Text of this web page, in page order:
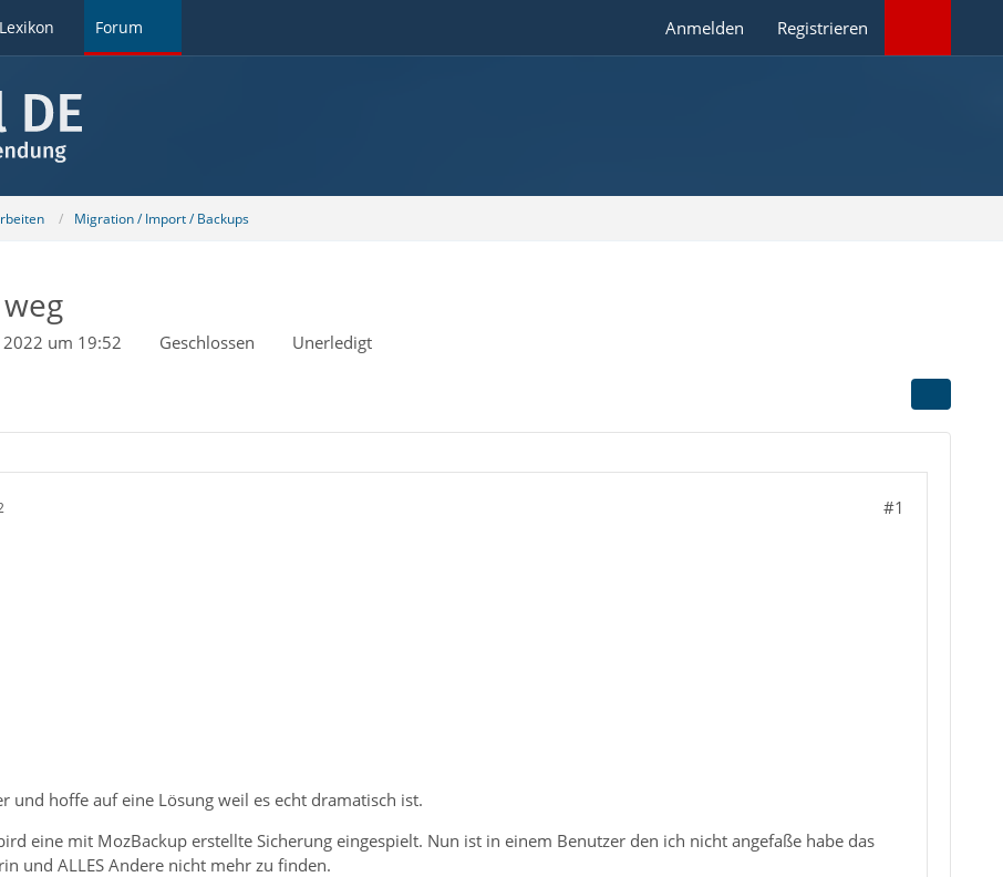
Forum Anmelden Registrieren
Migration / Import / Backups
2022 um 19:52 Geschlossen Unerledigt
#1
und hoffe auf eine Lösung weil es echt dramatisch ist.
eine mit MozBackup erstellte Sicherung eingespielt. Nun ist in einem Benutzer den ich nicht angefaße habe das
und ALLES Andere nicht mehr zu finden.